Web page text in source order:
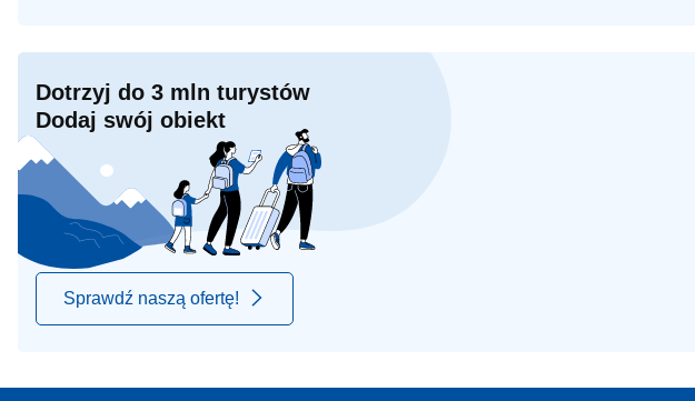
Dotrzyj do 3 mln turystów
Dodaj swój obiekt
Sprawdź naszą ofertę!